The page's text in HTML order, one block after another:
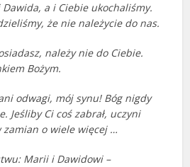
a i Ciebie ukochaliśmy.
że nie należycie do nas.
należy nie do Ciebie.
Bożym.
odwagi, mój synu! Bóg nigdy
Jeśliby Ci coś zabrał, uczyni
zamian o wiele więcej …
Marii i Dawidowi –